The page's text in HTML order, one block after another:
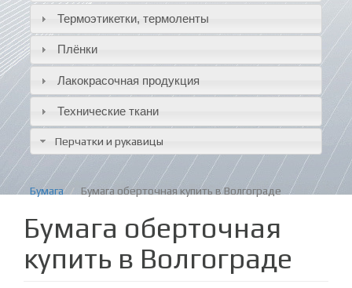
Термоэтикетки, термоленты
Плёнки
Лакокрасочная продукция
Технические ткани
Перчатки и рукавицы
Бумага Бумага оберточная купить в Волгограде
Бумага оберточная
купить в Волгограде